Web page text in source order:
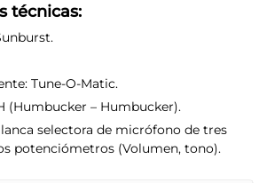
técnicas:
Tune-O-Matic.
(Humbucker – Humbucker).
selectora de micrófono de tres
potenciómetros (Volumen, tono).